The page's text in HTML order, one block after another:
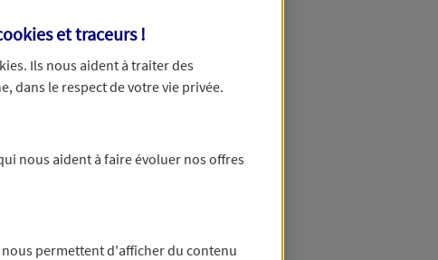
et traceurs!
. Ils nous aident à traiter des
dans le respect de votre vie privée.
nous aident à faire évoluer nos offres
permettent d'afficher du contenu